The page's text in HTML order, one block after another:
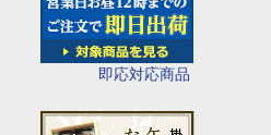
即応対応商品